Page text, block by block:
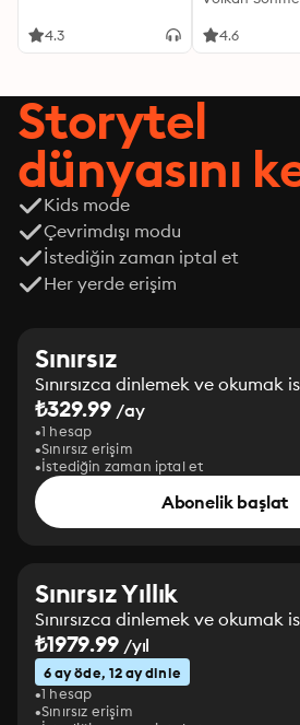
4.3 4.6
Storytel
dünyasını
Kids mode
Çevrimdışı modu
İstediğin zaman iptal et
Her yerde erişim
Sınırsız
Sınırsızca dinlemek ve okumak
₺329.99 /ay
1 hesap
Sınırsız erişim
İstediğin zaman iptal et
Abonelik başlat
Sınırsız Yıllık
Sınırsızca dinlemek ve okumak
₺1979.99/yıl
6 ay öde, 12 ay dinle
1 hesap
Sınırsız erişim